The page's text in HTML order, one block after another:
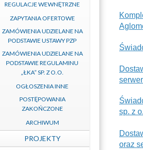
REGULACJE WEWNĘTRZNE
ZAPYTANIA OFERTOWE
ZAMÓWIENIA UDZIELANE NA
PODSTAWIE USTAWY PZP
ZAMÓWIENIA UDZIELANE NA
PODSTAWIE REGULAMINU
„ŁKA” SP. Z O.O.
OGŁOSZENIA INNE
POSTĘPOWANIA
ZAKOŃCZONE
ARCHIWUM
PROJEKTY
sp. z
oraz